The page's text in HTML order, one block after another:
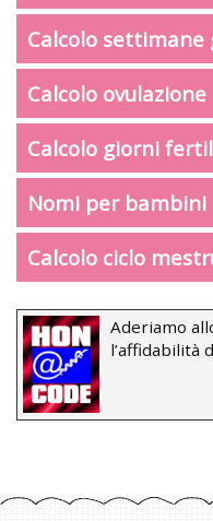
Calcolo settimane
Calcolo ovulazione
Calcolo giorni
Nomi per bambini
Calcolo ciclo
Aderiamo
l’affidabilità